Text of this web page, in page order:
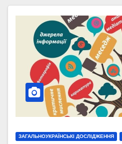
ЗАГАЛЬНОУКРАЇНСЬКІ ДОСЛІДЖЕННЯ